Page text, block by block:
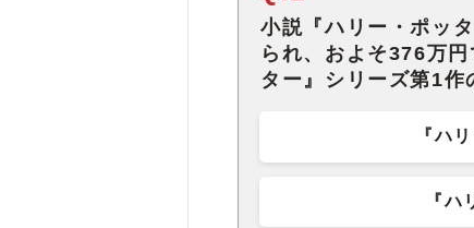
小説『ハリー・ポッ
られ、およそ376万
ター』シリーズ第1作
『ハ
『ハ